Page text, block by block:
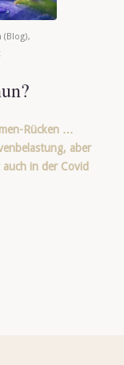
(Blog),
Rücken …
aber
in der Covid